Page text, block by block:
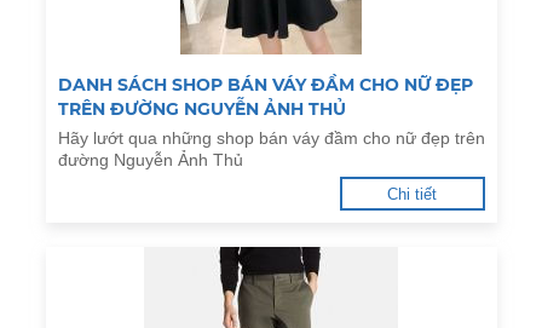
DANH SÁCH SHOP BÁN VÁY ĐẦM CHO NỮ ĐẸP
TRÊN ĐƯỜNG NGUYỄN ẢNH THỦ
Hãy lướt qua những shop bán váy đầm cho nữ đẹp trên
đường Nguyễn Ảnh Thủ
Chi tiết